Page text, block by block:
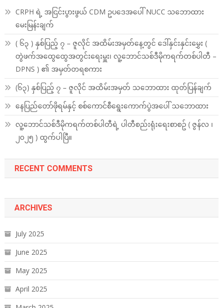
CRPH ရဲ့ အငြင်းပွားဖွယ် CDM ဥပဒေအပေါ် NUCC သဘောထား
မေးမြန်းချက်
( ၆၃ ) နှစ်ပြည့် ၇ – ဇူလိုင် အထိမ်းအမှတ်နေ့တွင် ဒေါ်နှင်းနှင်းမွှေး (
တွဲဖက်အထွေထွေအတွင်းရေးမှူး၊ လူ့ဘောင်သစ်ဒီမိုကရက်တစ်ပါတီ –
DPNS ) ၏ အမှတ်တရစကား
(၆၃) နှစ်ပြည့် ၇ – ဇူလိုင် အထိမ်းအမှတ် သဘောထား ထုတ်ပြန်ချက်
နေပြည်တော်ဖိုရမ်နှင့် စစ်ကောင်စီရွေးကောက်ပွဲအပေါ် သဘောထား
လူ့ဘောင်သစ်ဒီမိုကရက်တစ်ပါတီရဲ့ ပါတီစည်းရုံးရေးစာစဥ် ( ဇွန်လ ၊
၂၀၂၅ ) ထွက်ပါပြီ။
RECENT COMMENTS
ARCHIVES
July 2025
June 2025
May 2025
April 2025